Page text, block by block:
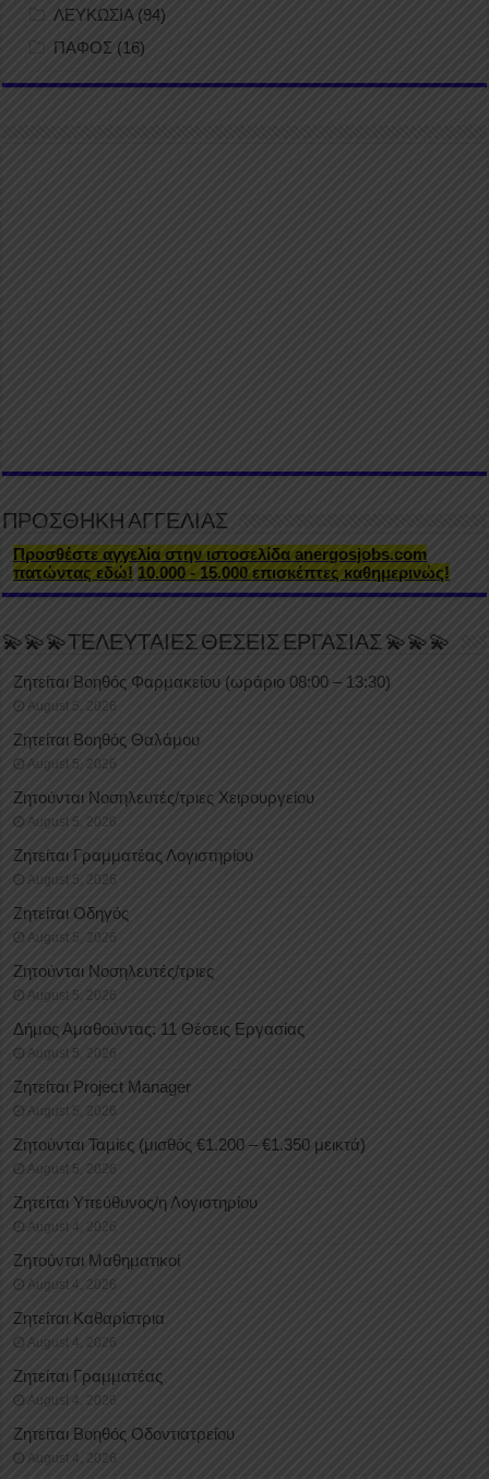
ΛΕΥΚΩΣΙΑ(94)
ΠΑΦΟΣ (16)
ΠΡΟΣΘΗΚΗ ΑΓΓΕΛΙΑΣ
Προσθέστε αγγελία στην ιστοσελίδα anergosjobs.com
πατώντας εδώ! 10.000 - 15.000 επισκέπτες καθημερινώς!
💫💫💫ΤΕΛΕΥΤΑΙΕΣ ΘΕΣΕΙΣ ΕΡΓΑΣΙΑΣ 💫💫💫
Ζητείται Βοηθός Φαρμακείου (ωράριο 08:00 – 13:30)
August 5, 2026
Ζητείται Βοηθός Θαλάμου
August 5, 2026
Ζητούνται Νοσηλευτές/τριες Χειρουργείου
August 5, 2026
Ζητείται Γραμματέας Λογιστηρίου
August 5, 2026
Ζητείται Οδηγός
August 5, 2026
Ζητούνται Νοσηλευτές/τριες
August 5, 2026
Δήμος Αμαθούντας: 11 Θέσεις Εργασίας
August 5, 2026
Ζητείται Project Manager
August 5, 2026
Ζητούνται Ταμίες (μισθός €1.200 – €1.350 μεικτά)
August 5, 2026
Ζητείται Υπεύθυνος/η Λογιστηρίου
August 4, 2026
Ζητούνται Μαθηματικοί
August 4, 2026
Ζητείται Καθαρίστρια
August 4, 2026
Ζητείται Γραμματέας
August 4, 2026
Ζητείται Βοηθός Οδοντιατρείου
August 4, 2026